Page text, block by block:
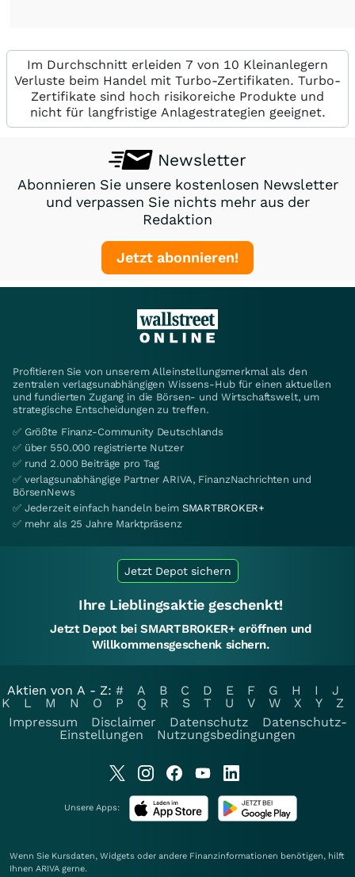
Im Durchschnitt erleiden 7 von 10 Kleinanlegern
Verluste beim Handel mit Turbo-Zertifikaten. Turbo-
Zertifikate sind hoch risikoreiche Produkte und
nicht für langfristige Anlagestrategien geeignet.
Newsletter
Abonnieren Sie unsere kostenlosen Newsletter
und verpassen Sie nichts mehr aus der
Redaktion
Jetzt abonnieren!
Profitieren Sie von unserem Alleinstellungsmerkmal als den
zentralen verlagsunabhängigen Wissens-Hub für einen aktuellen
und fundierten Zugang in die Börsen- und Wirtschaftswelt, um
strategische Entscheidungen zu treffen.
✅ Größte Finanz-Community Deutschlands
✅ über 550.000 registrierte Nutzer
✅ rund 2.000 Beiträge pro Tag
✅ verlagsunabhängige Partner ARIVA, FinanzNachrichten und
BörsenNews
✅ Jederzeit einfach handeln beim SMARTBROKER+
✅ mehr als 25 Jahre Marktpräsenz
Jetzt Depot sichern
Ihre Lieblingsaktie geschenkt!
Jetzt Depot bei SMARTBROKER+ eröffnen und
Willkommensgeschenk sichern.
Aktien von A - Z: # A B C D E F G H I
J
K
L M N O P Q R S T U V W X Y
Z
Impressum
Disclaimer Datenschutz
Datenschutz-
Einstellungen
Nutzungsbedingungen
Unsere Apps:
Wenn Sie Kursdaten, Widgets oder andere Finanzinformationen benötigen, hilft
Ihnen ARIVA gerne.